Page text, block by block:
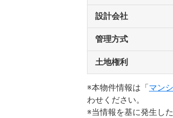
設計会社
管理方式
土地権利
※本物件情報は「 マン
わせください。
※当情報を基に発生し